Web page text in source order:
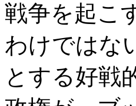
戦争を起こ
わけではな
とする好戦